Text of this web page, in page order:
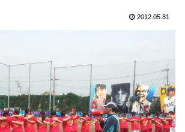
2012.05.31